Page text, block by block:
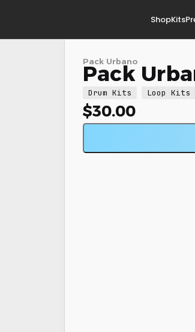
ShopKits
Pack Urbano
Pack
Drum Kits Loop Kits
$30.00